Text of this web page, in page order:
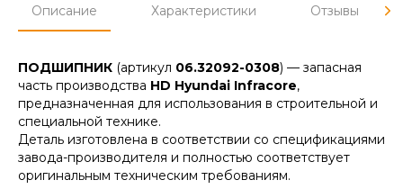
Описание Характеристики Отзывы
ПОДШИПНИК (артикул 06.32092-0308) — запасная
часть производства HD Hyundai Infracore,
предназначенная для использования в строительной и
специальной технике.
Деталь изготовлена в соответствии со спецификациями
завода-производителя и полностью соответствует
оригинальным техническим требованиям.